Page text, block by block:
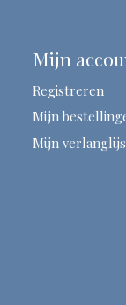
Mijn
Registreren
Mijn
Mijn